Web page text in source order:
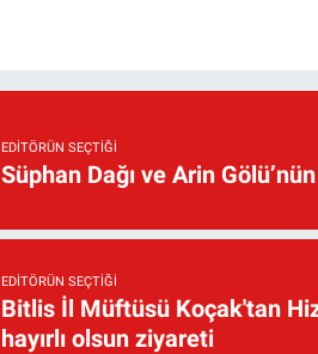
EDITÖRÜN SEÇTIĞI
Süphan Dağı ve Arin
EDITÖRÜN SEÇTIĞI
Bitlis İl Müftüsü Koçak'tan
hayırlı olsun ziyareti